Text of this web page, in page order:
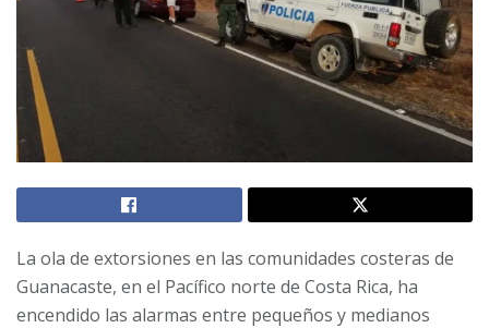
La ola de extorsiones en las comunidades costeras de
Guanacaste, en el Pacífico norte de Costa Rica, ha
encendido las alarmas entre pequeños y medianos